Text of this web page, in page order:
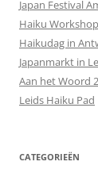
Japan Festival
Haiku
Haikudag in
Japanmarkt in
Aan het Woord
Leids Haiku Pad
CATEGORIEËN